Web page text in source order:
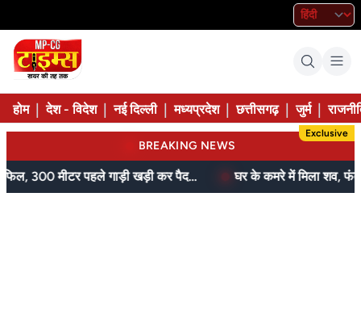
होम देश - विदेश नई दिल्ली मध्यप्रदेश छत्तीसगढ़ जुर्म
BREAKING NEWS
Exclusive
आम के बगीचे में सजी थी महफिल, 300 मीटर पहले गाड़ी खड़ी कर पैदल पहुंची पुलिस घर के कमरे में मिला शव, फंदे से